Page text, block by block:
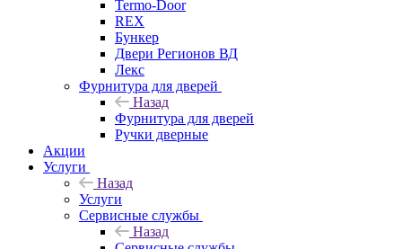
Termo-Door
REX
Бункер
Двери Регионов ВД
Лекс
Фурнитура для дверей
Назад
Фурнитура для дверей
Ручки дверные
Акции
Услуги
Назад
Услуги
Сервисные службы
Назад